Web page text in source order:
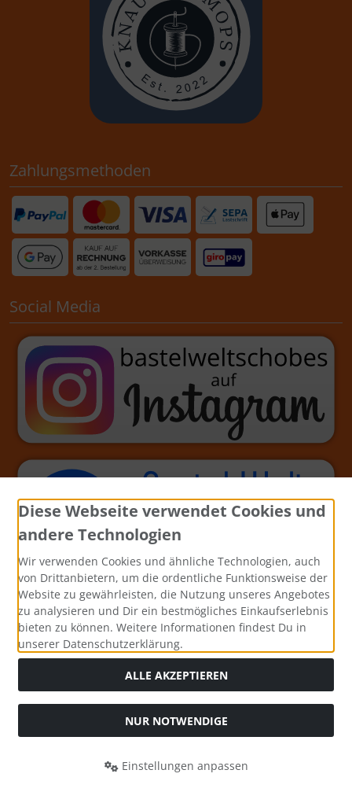
Zahlungsmethoden
Social Media
Alle Preise inkl. gesetzl. MwSt. zzgl.Versandkosten. Die
bei Bastel-Welt Schobes.
Diese Webseite verwendet Cookies und
andere Technologien
Wir verwenden Cookies und ähnliche Technologien, auch
von Drittanbietern, um die ordentliche Funktionsweise der
Website zu gewährleisten, die Nutzung unseres Angebotes
zu analysieren und Dir ein bestmögliches Einkaufserlebnis
bieten zu können. Weitere Informationen findest Du in
unserer Datenschutzerklärung.
ALLE AKZEPTIEREN
NUR NOTWENDIGE
Einstellungen anpassen